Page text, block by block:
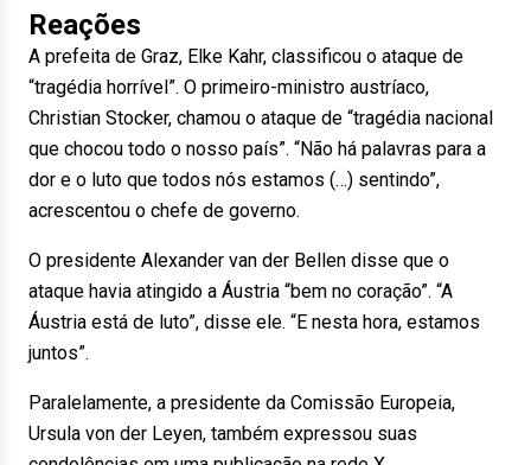
Reações
A prefeita de Graz, Elke Kahr, classificou o ataque de
“tragédia horrível”. O primeiro-ministro austríaco,
Christian Stocker, chamou o ataque de “tragédia nacional
que chocou todo o nosso país”. “Não há palavras para a
dor e o luto que todos nós estamos (…) sentindo”,
acrescentou o chefe de governo.
O presidente Alexander van der Bellen disse que o
ataque havia atingido a Áustria “bem no coração”. “A
Áustria está de luto”, disse ele. “E nesta hora, estamos
juntos”.
Paralelamente, a presidente da Comissão Europeia,
Ursula von der Leyen, também expressou suas